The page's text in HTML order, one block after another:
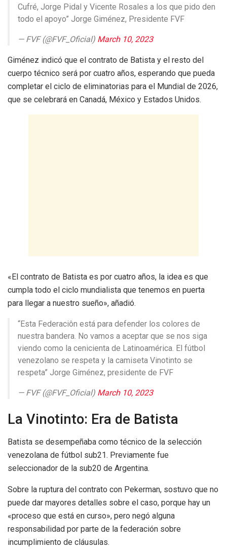
Cufré, Jorge Pidal y Vicente Rosales a los que pido den
todo el apoyo” Jorge Giménez, Presidente FVF
— FVF (@FVF_Oficial) March 10, 2023
Giménez indicó que el contrato de Batista y el resto del
cuerpo técnico será por cuatro años, esperando que pueda
completar el ciclo de eliminatorias para el Mundial de 2026,
que se celebrará en Canadá, México y Estados Unidos.
«El contrato de Batista es por cuatro años, la idea es que
cumpla todo el ciclo mundialista que tenemos en puerta
para llegar a nuestro sueño», añadió.
“Esta Federaciôn está para defender los colores de
nuestra bandera. No vamos a aceptar que se nos siga
viendo como la cenicienta de Latinoamérica. El fútbol
venezolano se respeta y la camiseta Vinotinto se
respeta” Jorge Giménez, presidente de FVF
— FVF (@FVF_Oficial) March 10, 2023
La Vinotinto: Era de Batista
Batista se desempeñaba como técnico de la selección
venezolana de fútbol sub21. Previamente fue
seleccionador de la sub20 de Argentina.
Sobre la ruptura del contrato con Pekerman, sostuvo que no
puede dar mayores detalles sobre el caso, porque hay un
«proceso que está en curso», pero negó alguna
responsabilidad por parte de la federación sobre
incumplimiento de cláusulas.